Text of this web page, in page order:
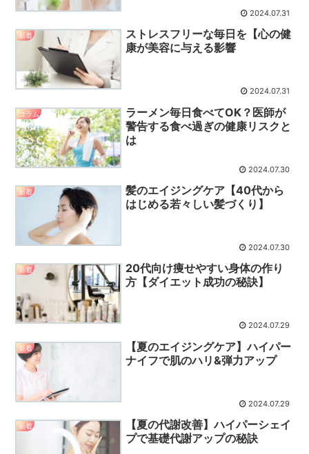
2024.07.31
新着
ストレスフリーな毎日を【心の健
康が美容に与える影響
2024.07.31
コラム
ラーメン毎日食べてOK？医師が
警告する食べ過ぎの健康リスクと
は
2024.07.30
新着
髪のエイジングケア【40代から
はじめる若々しい髪づくり】
2024.07.30
新着
20代向け痩せやすい身体の作り
方【ダイエット成功の秘訣】
2024.07.29
新着
【夏のエイジングケア】ハイパー
ナイフで肌のハリ&弾力アップ
2024.07.29
新着
【夏の代謝改善】ハイパーシェイ
プで基礎代謝アップの秘訣